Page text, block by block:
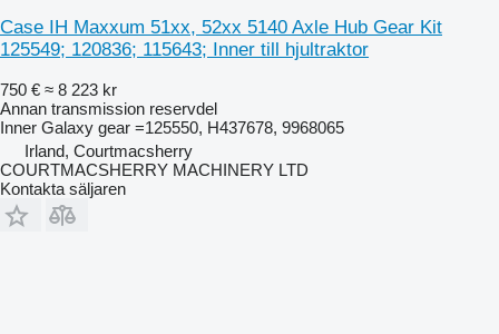
Case IH Maxxum 51xx, 52xx 5140 Axle Hub Gear Kit
125549; 120836; 115643; Inner till hjultraktor
750 € ≈ 8 223 kr
Annan transmission reservdel
Inner Galaxy gear =125550, H437678, 9968065
Irland, Courtmacsherry
COURTMACSHERRY MACHINERY LTD
Kontakta säljaren